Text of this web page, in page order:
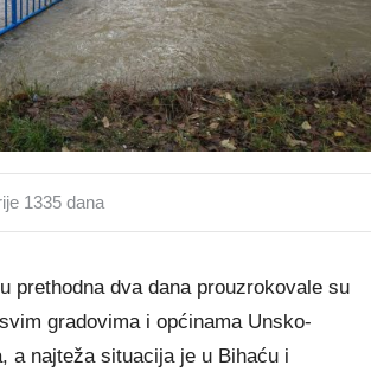
1335 dana
prethodna dva dana prouzrokovale su
gradovima i općinama Unsko-
a najteža situacija je u Bihaću i